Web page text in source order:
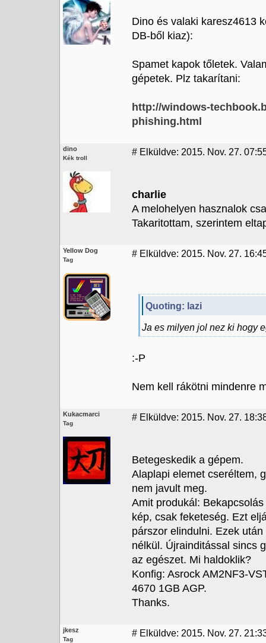
Dino és valaki karesz4613
DB-ből kiaz):
Spamet kapok tőletek.
gépetek. Plz takarítani:
http://windows-
phishing.html
dino
Kék troll
# Elküldve: 2015. Nov. 27.
charlie
A melohelyen hasznalok
Takaritottam, szerintem
Yellow Dog
Tag
# Elküldve: 2015. Nov. 27.
Quoting: lazi
Ja es milyen jol nez ki hogy
:-P
Nem kell rákötni mindenre
Kukacmarci
Tag
# Elküldve: 2015. Nov. 27.
Betegeskedik a gépem.
Alaplapi elemet cseréltem,
nem javult meg.
Amit produkál:
kép, csak feketeség. Ezt
párszor elindulni. Ezek
nélkül. Újrainditással sincs
az egészet. Mi haldoklik?
Konfig: Asrock AM2NF3-
4670 1GB AGP.
Thanks.
jkesz
Tag
# Elküldve: 2015. Nov. 27.